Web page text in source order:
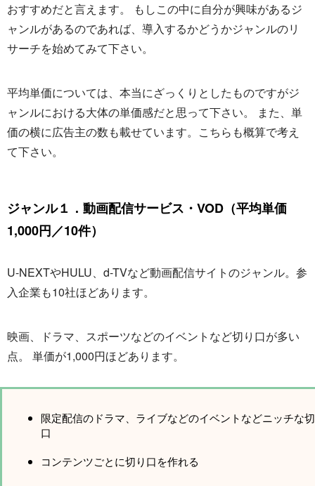
おすすめだと言えます。 もしこの中に自分が興味があるジ
ャンルがあるのであれば、導入するかどうかジャンルのリ
サーチを始めてみて下さい。
平均単価については、本当にざっくりとしたものですがジ
ャンルにおける大体の単価感だと思って下さい。 また、単
価の横に広告主の数も載せています。こちらも概算で考え
て下さい。
ジャンル１．動画配信サービス・VOD（平均単価
1,000円／10件）
U-NEXTやHULU、d-TVなど動画配信サイトのジャンル。参
入企業も10社ほどあります。
映画、ドラマ、スポーツなどのイベントなど切り口が多い
点。 単価が1,000円ほどあります。
限定配信のドラマ、ライブなどのイベントなどニッチな
口
コンテンツごとに切り口を作れる